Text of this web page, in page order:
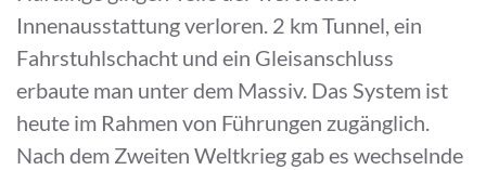
Innenausstattung verloren. 2 km Tunnel, ein
Fahrstuhlschacht und ein Gleisanschluss
erbaute man unter dem Massiv. Das System ist
heute im Rahmen von Führungen zugänglich.
Nach dem Zweiten Weltkrieg gab es wechselnde